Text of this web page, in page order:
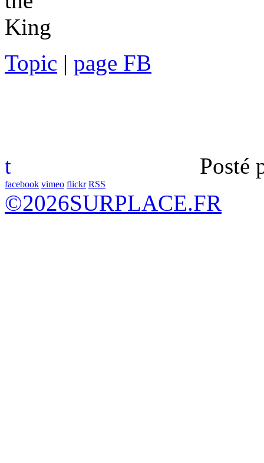
Topic | page FB
t Posté
facebook vimeo flickr RSS
©2026SURPLACE.FR